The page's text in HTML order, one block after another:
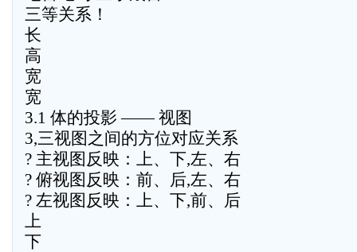
三等关系！
长
高
宽
宽
3.1 体的投影 —— 视图
3,三视图之间的方位对应关系
? 主视图反映：上、下,左、右
? 俯视图反映：前、后,左、右
? 左视图反映：上、下,前、后
上
下